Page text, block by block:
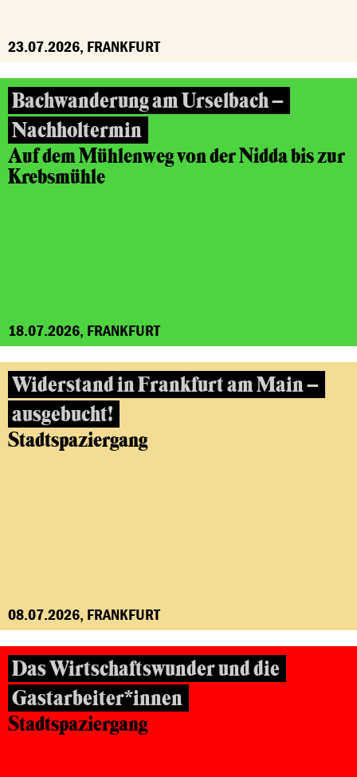
23.07.2026, FRANKFURT
Bachwanderung am Urselbach –
Nachholtermin
Auf dem Mühlenweg von der Nidda bis zur
Krebsmühle
18.07.2026, FRANKFURT
Widerstand in Frankfurt am Main –
ausgebucht!
Stadtspaziergang
08.07.2026, FRANKFURT
Das Wirtschaftswunder und die
Gastarbeiter*innen
Stadtspaziergang